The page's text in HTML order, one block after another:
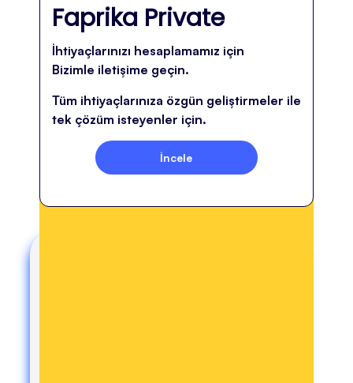
Faprika Private
İhtiyaçlarınızı hesaplamamız için
Bizimle iletişime geçin.
Tüm ihtiyaçlarınıza özgün geliştirmeler ile
tek çözüm isteyenler için.
İncele